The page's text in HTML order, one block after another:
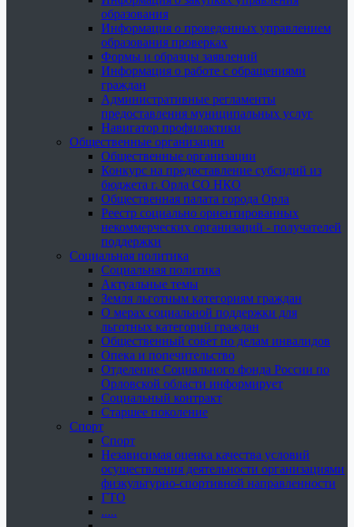
образования
Информация о проведенных управлением
образования проверках
Формы и образцы заявлений
Информация о работе с обращениями
граждан
Административные регламенты
предоставления муниципальных услуг
Навигатор профилактики
Общественные организации
Общественные организации
Конкурс на предоставление субсидий из
бюджета г. Орла СО НКО
Общественная палата города Орла
Реестр социально ориентированных
некоммерческих организаций - получателей
поддержки
Социальная политика
Социальная политика
Актуальные темы
Земля льготным категориям граждан
О мерах социальной поддержки для
льготных категорий граждан
Общественный совет по делам инвалидов
Опека и попечительство
Отделение Социального фонда России по
Орловской области информирует
Социальный контракт
Старшее поколение
Спорт
Спорт
Независимая оценка качества условий
осуществления деятельности организациями
физкультурно-спортивной направленности
ГТО
.....